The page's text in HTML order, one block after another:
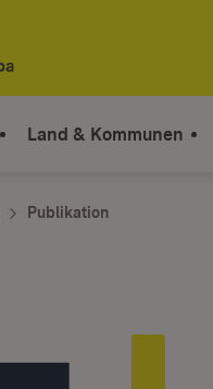
Land & Kommunen
Publikation